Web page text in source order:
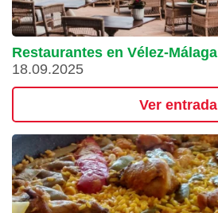
Restaurantes en Vélez-Málaga
18.09.2025
Ver entrada